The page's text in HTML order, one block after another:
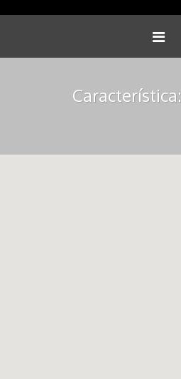
Toggle
Característica: